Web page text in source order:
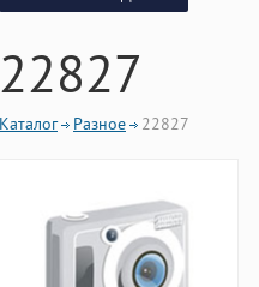
22827
Каталог Разное 22827